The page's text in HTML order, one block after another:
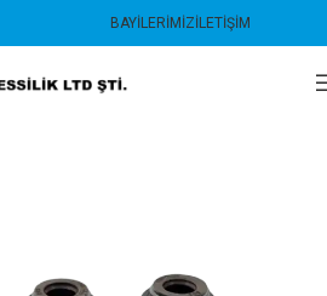
BAYILERIMIZİLETIŞIM